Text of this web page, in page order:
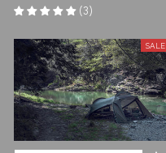
(3)
SALE